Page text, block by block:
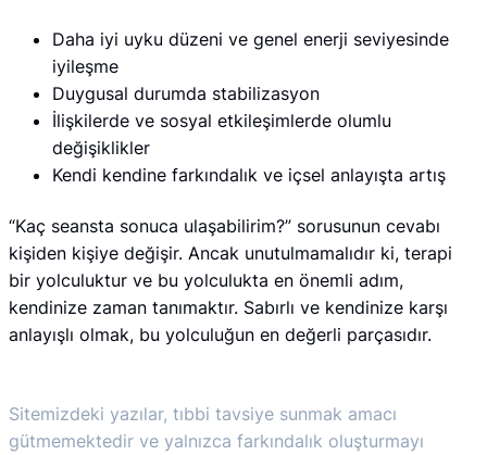
Daha iyi uyku düzeni ve genel enerji seviyesinde
iyileşme
Duygusal durumda stabilizasyon
İlişkilerde ve sosyal etkileşimlerde olumlu
değişiklikler
Kendi kendine farkındalık ve içsel anlayışta artış
“Kaç seansta sonuca ulaşabilirim?” sorusunun cevabı
kişiden kişiye değişir. Ancak unutulmamalıdır ki, terapi
bir yolculuktur ve bu yolculukta en önemli adım,
kendinize zaman tanımaktır. Sabırlı ve kendinize karşı
anlayışlı olmak, bu yolculuğun en değerli parçasıdır.
Sitemizdeki yazılar, tıbbi tavsiye sunmak amacı
gütmemektedir ve yalnızca farkındalık oluşturmayı